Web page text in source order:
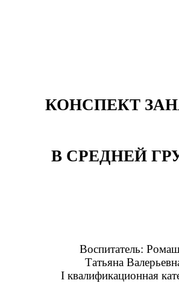
КОНСПЕКТ
В СРЕДНЕЙ
Воспитатель:
Татьяна
I квалификационная